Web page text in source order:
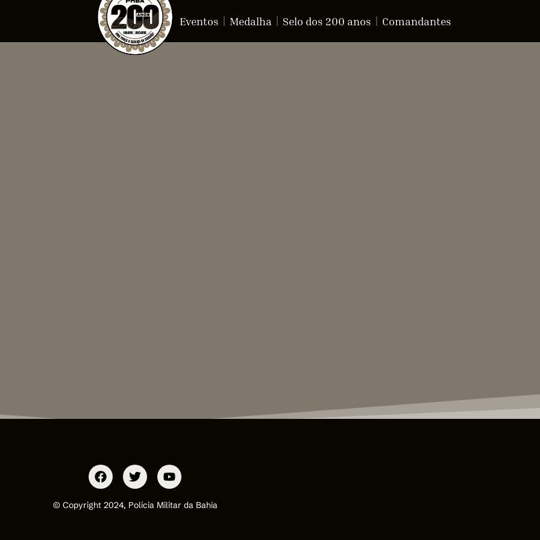
Eventos Medalha Selo dos 200 anos Comandantes
© Copyright 2024, Polícia Militar da Bahia